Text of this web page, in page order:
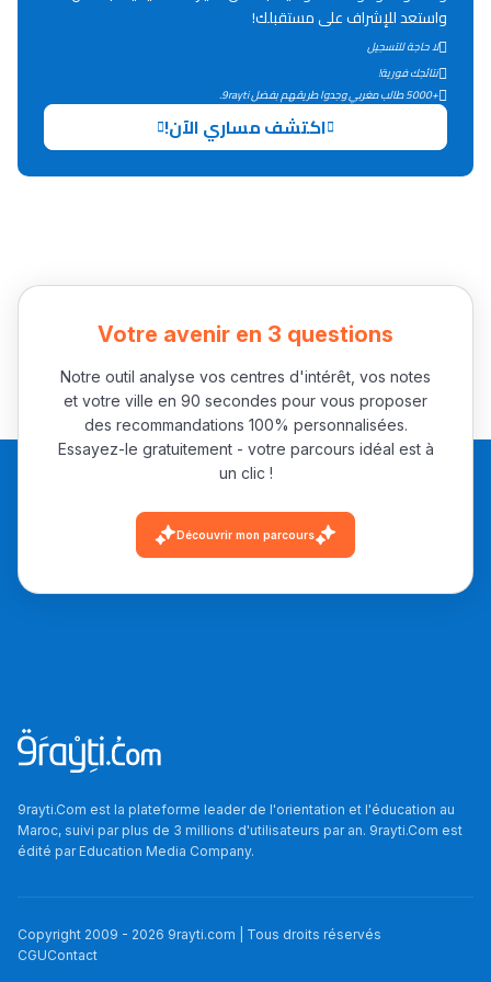
Collège au Maroc
التعليم الثانوي الإعدادي
+ de 89 Interviews/Vidéos
دليل المهن
دليل التوجيه
Ki Derti Liha
باش تقدر تساعد الناس
يلقاو التوازن من الدّاخل
واستعد للإشراف على مستقبلك!
لا حاجة للتسجيل
نتائجك فورية!
+5000 طالب مغربي وجدوا طريقهم بفضل 9rayti.
اكتشف مساري الآن!
Votre avenir en 3 questions
Notre outil analyse vos centres d'intérêt, vos notes
et votre ville en 90 secondes pour vous proposer
des recommandations 100% personnalisées.
Essayez-le gratuitement - votre parcours idéal est à
un clic !
Découvrir mon parcours
9rayti.Com est la plateforme leader de l'orientation et l'éducation au
Maroc, suivi par plus de 3 millions d'utilisateurs par an. 9rayti.Com est
édité parEducation Media Company.
Copyright 2009 - 2026 9rayti.com | Tous droits réservés
CGUContact